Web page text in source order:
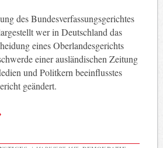
des Bundesverfassungsgerichtes
wer in Deutschland das
eines Oberlandesgerichts
einer ausländischen Zeitung
und Politkern beeinflusstes
geändert.